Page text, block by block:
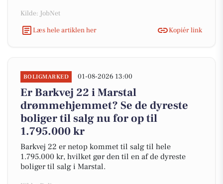
Kilde: JobNet
Læs hele artiklen her
Kopiér link
BOLIGMARKED 01-08-2026 13:00
Er Barkvej 22 i Marstal
drømmehjemmet? Se de dyreste
boliger til salg nu for op til
1.795.000 kr
Barkvej 22 er netop kommet til salg til hele
1.795.000 kr, hvilket gør den til en af de dyreste
boliger til salg i Marstal.